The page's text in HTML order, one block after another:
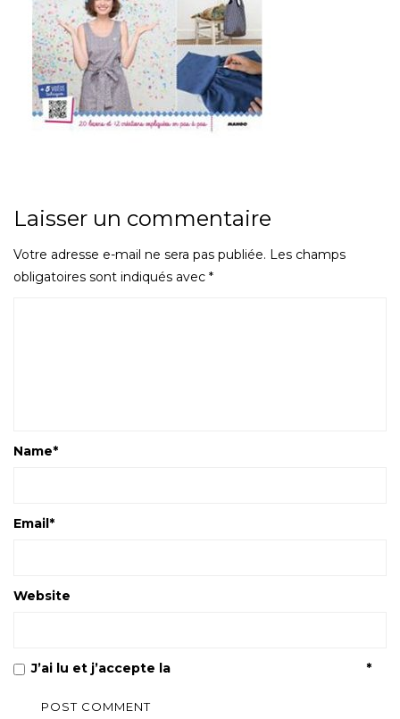
Laisser un commentaire
Votre adresse e-mail ne sera pas publiée. Les champs
obligatoires sont indiqués avec *
Name*
Email*
Website
J’ai lu et j’accepte la *